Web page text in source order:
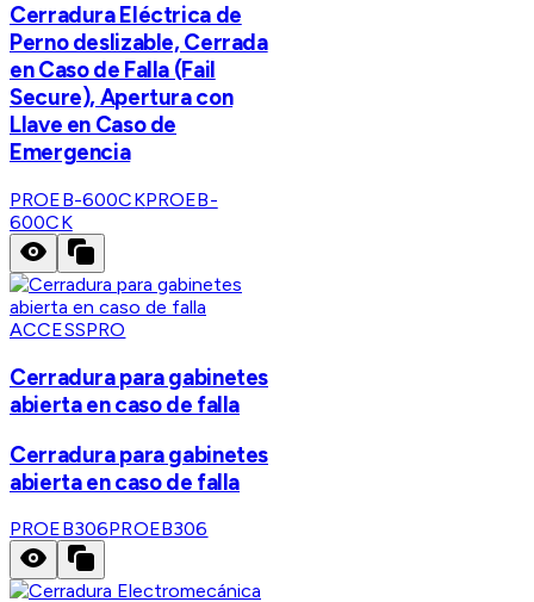
Cerradura Eléctrica de
Perno deslizable, Cerrada
en Caso de Falla (Fail
Secure), Apertura con
Llave en Caso de
Emergencia
PROEB-600CKPROEB-
600CK
ACCESSPRO
Cerradura para gabinetes
abierta en caso de falla
Cerradura para gabinetes
abierta en caso de falla
PROEB306PROEB306